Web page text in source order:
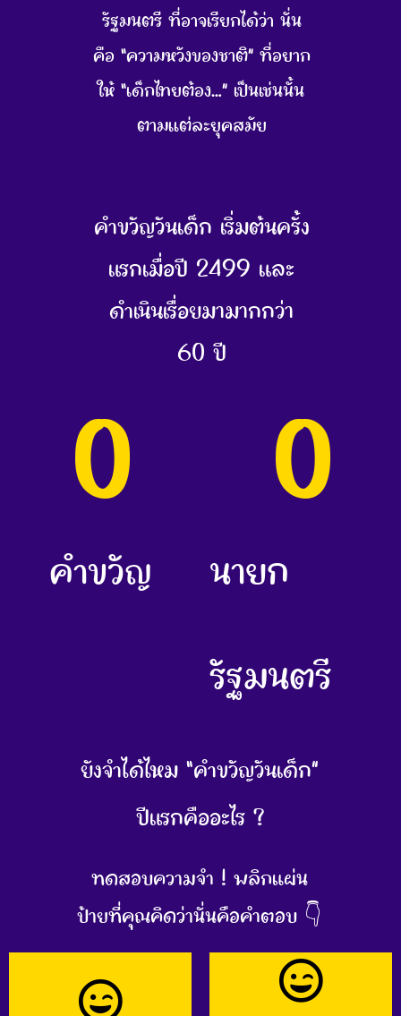
รัฐมนตรี ที่อาจเรียกได้ว่า นั่น
คือ “ความหวังของชาติ” ที่อยาก
ให้ “เด็กไทยต้อง…” เป็นเช่นนั้น
ตามแต่ละยุคสมัย
คำขวัญวันเด็ก เริ่มต้นครั้ง
แรกเมื่อปี 2499 และ
ดำเนินเรื่อยมามากกว่า
60 ปี
คำขวัญ
0
นายก
รัฐมนตรี
0
ยังจำได้ไหม “คำขวัญวันเด็ก”
ปีแรกคืออะไร ?
ทดสอบความจำ ! พลิกแผ่น
ป้ายที่คุณคิดว่านั่นคือคำตอบ 👇